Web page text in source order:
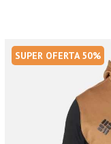
SUPER OFERTA 50%